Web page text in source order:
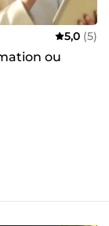
5,0 (5)
ou